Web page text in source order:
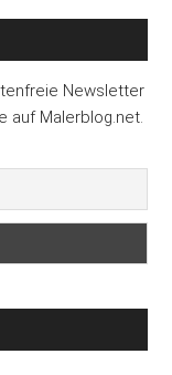
Newsletter
auf Malerblog.net.